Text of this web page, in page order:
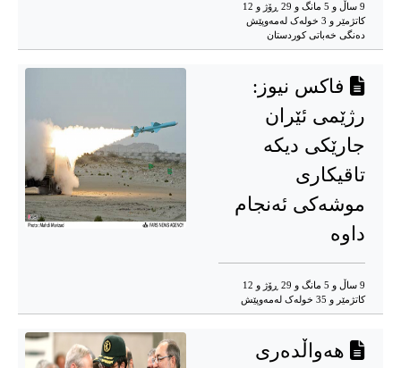
9 ساڵ و 5 مانگ و 29 ڕۆژ و 12
کاتژمێر و 3 خوله‌ک له‌مه‌وپێش‌
دەنگی خەباتی کوردستان
فاکس نیوز:
رژێمی ئێران
جارێکی دیکە
تاقیکاری
موشەکی ئەنجام
داوە
9 ساڵ و 5 مانگ و 29 ڕۆژ و 12
کاتژمێر و 35 خوله‌ک له‌مه‌وپێش‌
هەواڵدەری